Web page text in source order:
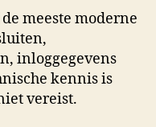
meeste moderne
inloggegevens
kennis is
vereist.